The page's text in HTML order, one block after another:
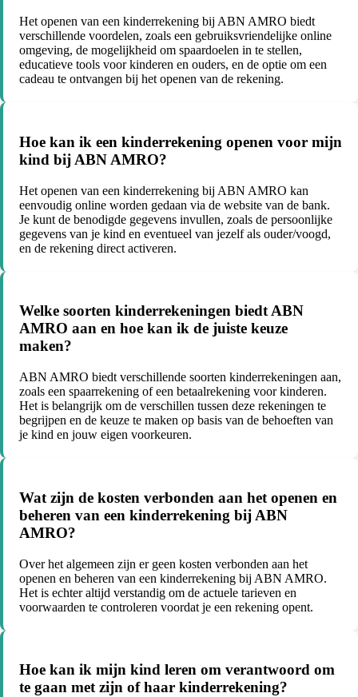
Het openen van een kinderrekening bij ABN AMRO biedt
verschillende voordelen, zoals een gebruiksvriendelijke online
omgeving, de mogelijkheid om spaardoelen in te stellen,
educatieve tools voor kinderen en ouders, en de optie om een
cadeau te ontvangen bij het openen van de rekening.
Hoe kan ik een kinderrekening openen voor mijn
kind bij ABN AMRO?
Het openen van een kinderrekening bij ABN AMRO kan
eenvoudig online worden gedaan via de website van de bank.
Je kunt de benodigde gegevens invullen, zoals de persoonlijke
gegevens van je kind en eventueel van jezelf als ouder/voogd,
en de rekening direct activeren.
Welke soorten kinderrekeningen biedt ABN
AMRO aan en hoe kan ik de juiste keuze
maken?
ABN AMRO biedt verschillende soorten kinderrekeningen aan,
zoals een spaarrekening of een betaalrekening voor kinderen.
Het is belangrijk om de verschillen tussen deze rekeningen te
begrijpen en de keuze te maken op basis van de behoeften van
je kind en jouw eigen voorkeuren.
Wat zijn de kosten verbonden aan het openen en
beheren van een kinderrekening bij ABN
AMRO?
Over het algemeen zijn er geen kosten verbonden aan het
openen en beheren van een kinderrekening bij ABN AMRO.
Het is echter altijd verstandig om de actuele tarieven en
voorwaarden te controleren voordat je een rekening opent.
Hoe kan ik mijn kind leren om verantwoord om
te gaan met zijn of haar kinderrekening?